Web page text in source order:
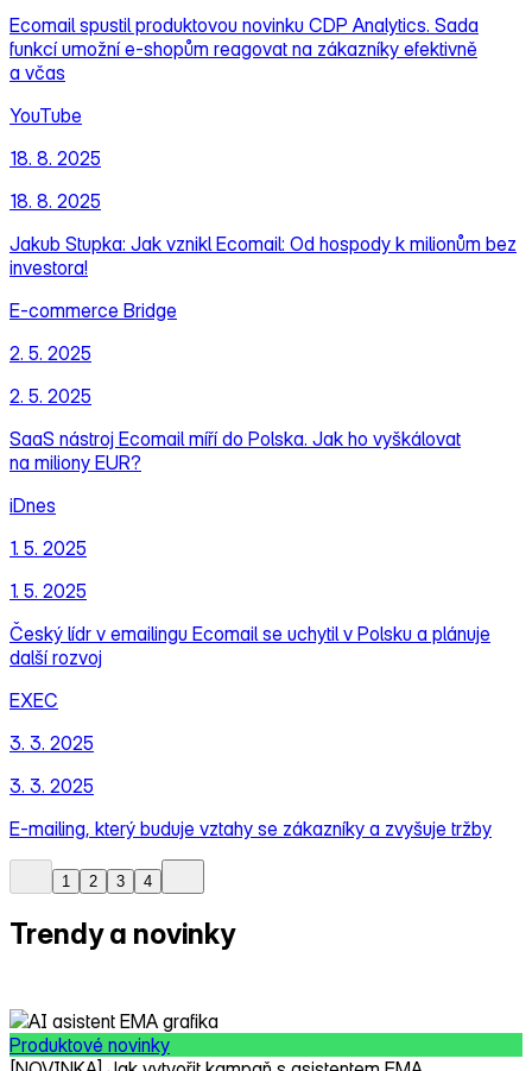
Ecomail spustil produktovou novinku CDP Analytics. Sada
funkcí umožní e‑shopům reagovat na zákazníky efektivně
a včas
YouTube
18. 8. 2025
18. 8. 2025
Jakub Stupka: Jak vznikl Ecomail: Od hospody k milionům bez
investora!
E‑commerce Bridge
2. 5. 2025
2. 5. 2025
SaaS nástroj Ecomail míří do Polska. Jak ho vyškálovat
na miliony EUR?
iDnes
1. 5. 2025
1. 5. 2025
Český lídr v emailingu Ecomail se uchytil v Polsku a plánuje
další rozvoj
EXEC
3. 3. 2025
3. 3. 2025
E‑mailing, který buduje vztahy se zákazníky a zvyšuje tržby
1 2 3 4
Trendy a novinky
Produktové novinky